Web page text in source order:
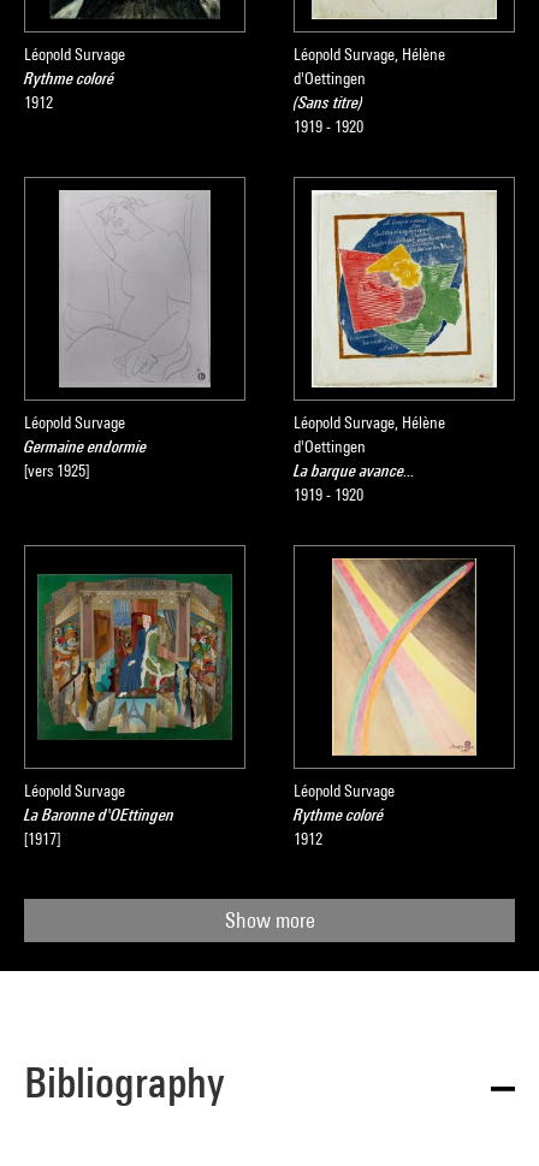
Léopold Survage
Rythme coloré
1912
Léopold Survage, Hélène
d'Oettingen
(Sans titre)
1919 - 1920
Léopold Survage
Germaine endormie
[vers 1925]
Léopold Survage, Hélène
d'Oettingen
La barque avance...
1919 - 1920
Léopold Survage
La Baronne d'OEttingen
[1917]
Léopold Survage
Rythme coloré
1912
Show more
Bibliography